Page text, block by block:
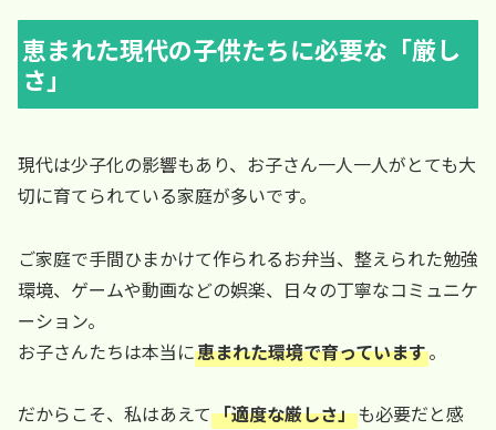
恵まれた現代の子供たちに必要な「厳し
さ」
現代は少子化の影響もあり、お子さん一人一人がとても大
切に育てられている家庭が多いです。
ご家庭で手間ひまかけて作られるお弁当、整えられた勉強
環境、ゲームや動画などの娯楽、日々の丁寧なコミュニケ
ーション。
お子さんたちは本当に恵まれた環境で育っています。
だからこそ、私はあえて「適度な厳しさ」も必要だと感